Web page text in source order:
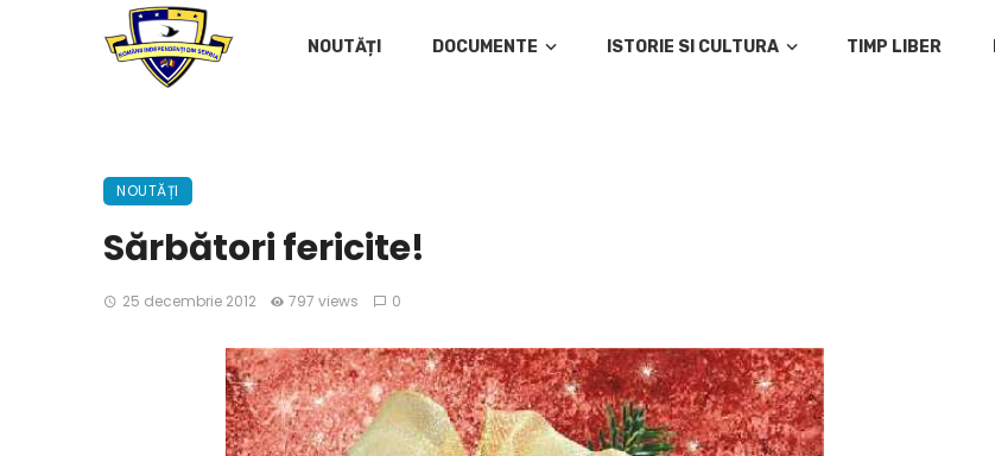
NOUTĂȚI DOCUMENTE ISTORIE SI CULTURA TIMP LIBER
NOUTĂȚI
Sărbători fericite!
25 decembrie 2012 797 views 0